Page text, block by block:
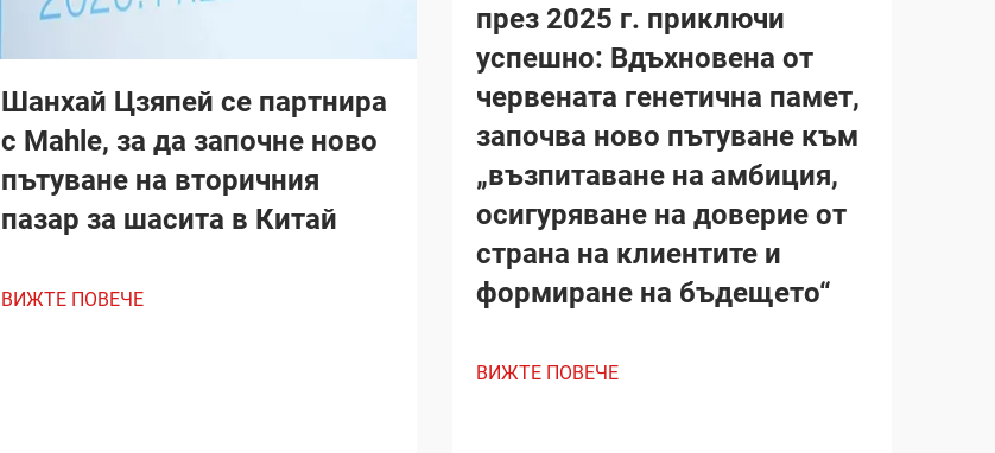
Шанхай Цзяпей се партнира
с Mahle, за да започне ново
пътуване на вторичния
пазар за шасита в Китай
ВИЖТЕ ПОВЕЧЕ
през 2025 г. приключи
успешно: Вдъхновена от
червената генетична памет,
започва ново пътуване към
„възпитаване на амбиция,
осигуряване на доверие от
страна на клиентите и
формиране на бъдещето“
ВИЖТЕ ПОВЕЧЕ